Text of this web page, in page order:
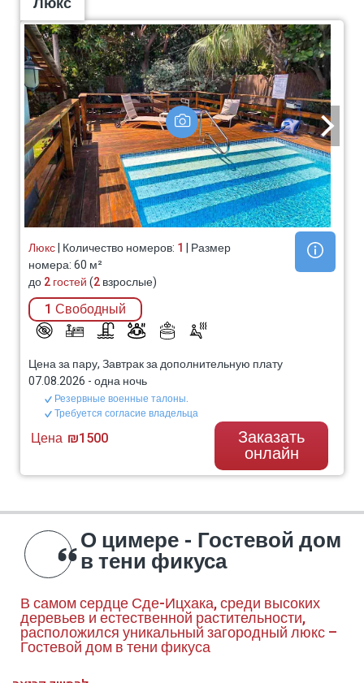
Люкс| Количество номеров: 1 | Размер
номера: 60 м²
до2 гостей(2взрослые)
1 Свободный
Цена за пару, Завтрак за дополнительную плату
07.08.2026 -одна ночь
Резервные военные талоны.
Требуется согласие владельца
Цена ₪1500 Заказать
онлайн
О цимере - Гостевой дом
в тени фикуса
В самом сердце Сде-Ицхака, среди высоких
деревьев и естественной растительности,
расположился уникальный загородный люкс –
Гостевой дом в тени фикуса